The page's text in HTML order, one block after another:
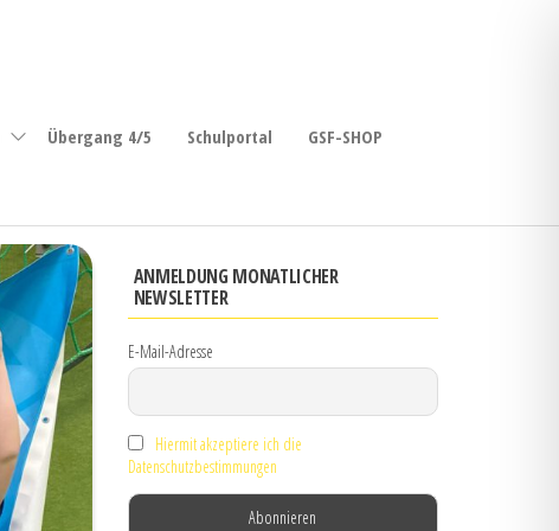
Übergang 4/5 Schulportal GSF-SHOP
ANMELDUNG MONATLICHER
NEWSLETTER
E-Mail-Adresse
Hiermit akzeptiere ich die
Datenschutzbestimmungen